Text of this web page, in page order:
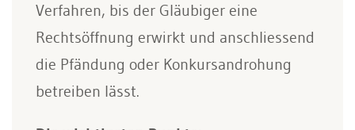
Verfahren, bis der Gläubiger eine
Rechtsöffnung erwirkt und anschliessend
die Pfändung oder Konkursandrohung
betreiben lässt.